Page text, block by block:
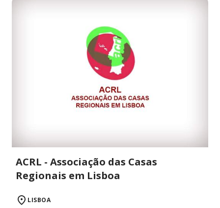
ACRL - Associação das Casas
Regionais em Lisboa
LISBOA